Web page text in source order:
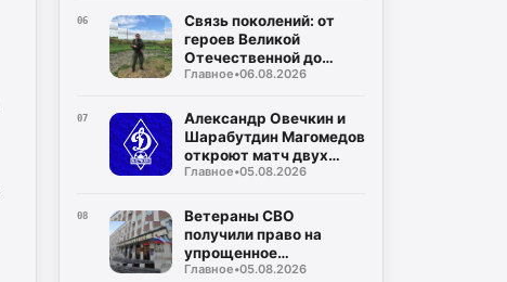
06
Связь поколений: от
героев Великой
Отечественной до
защитников СВО
Главное•06.08.2026
07
Александр Овечкин и
Шарабутдин Магомедов
откроют матч двух
«Динамо»
Главное•05.08.2026
08
Ветераны СВО
получили право на
упрощенное
заключение
Главное•05.08.2026